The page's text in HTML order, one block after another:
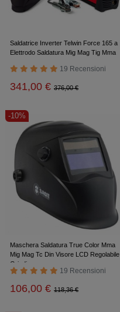
Saldatrice Inverter Telwin Force 165 a
Elettrodo Saldatura Mig Mag Tig Mma
19 Recensioni
341,00 € 376,00 €
-10%
Maschera Saldatura True Color Mma
Mig Mag Tc Din Visore LCD Regolabile
Grinding
19 Recensioni
106,00 € 118,36 €